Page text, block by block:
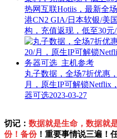
热网互联Hotiis，最新全
港CN2 GIA/日本软银/美
构，充值返现，低至30元/
丸子数据，全场7折优惠
月，原生IP可解锁Netflix
器可选2023-03-27
切记： 数据就是生命，数据就
份！备份！重要事情说三遍！